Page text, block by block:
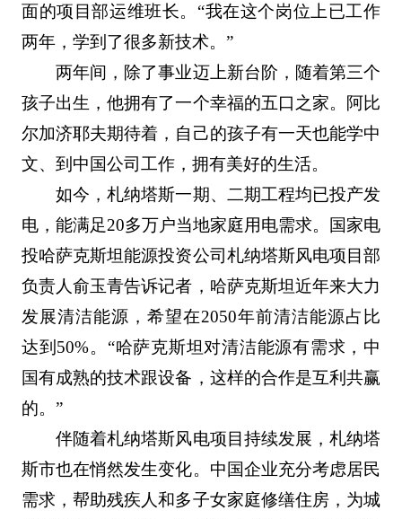
面的项目部运维班长。“我在这个岗位上已工作
两年，学到了很多新技术。”
两年间，除了事业迈上新台阶，随着第三个
孩子出生，他拥有了一个幸福的五口之家。阿比
尔加济耶夫期待着，自己的孩子有一天也能学中
文、到中国公司工作，拥有美好的生活。
如今，札纳塔斯一期、二期工程均已投产发
电，能满足20多万户当地家庭用电需求。国家电
投哈萨克斯坦能源投资公司札纳塔斯风电项目部
负责人俞玉青告诉记者，哈萨克斯坦近年来大力
发展清洁能源，希望在2050年前清洁能源占比
达到50%。“哈萨克斯坦对清洁能源有需求，中
国有成熟的技术跟设备，这样的合作是互利共赢
的。”
伴随着札纳塔斯风电项目持续发展，札纳塔
斯市也在悄然发生变化。中国企业充分考虑居民
需求，帮助残疾人和多子女家庭修缮住房，为城